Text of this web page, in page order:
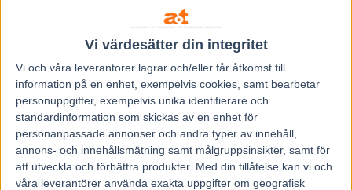
Vi värdesätter din integritet
Vi och våra leverantorer lagrar och/eller får åtkomst till
information på en enhet, exempelvis cookies, samt bearbetar
personuppgifter, exempelvis unika identifierare och
standardinformation som skickas av en enhet för
personanpassade annonser och andra typer av innehåll,
annons- och innehållsmätning samt målgruppsinsikter, samt för
att utveckla och förbättra produkter. Med din tillåtelse kan vi och
våra leverantörer använda exakta uppgifter om geografisk
11 Stefan Persson, Halmstad, 86-88-106
12 Claes Sjöström, Solvalla, 83-98-85
13 Marcus Lilius, Hagmyren, 74-66-67
14 Victor Rosleff, Halmstad, 73-87-93
15 Adrian Kolgjini, Jägersro, 57-39-30
Siffror till och med 21 september
Ladda ner
Kanal 75